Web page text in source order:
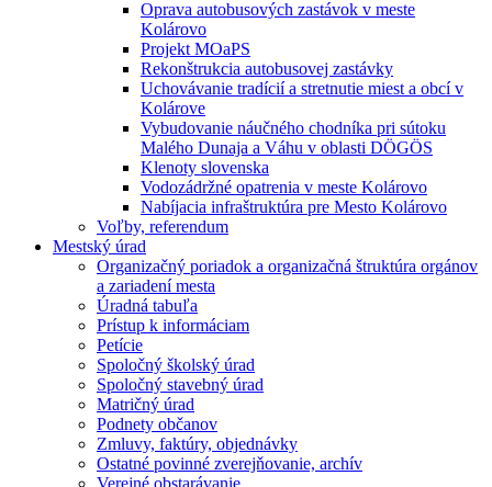
Oprava autobusových zastávok v meste
Kolárovo
Projekt MOaPS
Rekonštrukcia autobusovej zastávky
Uchovávanie tradícií a stretnutie miest a obcí v
Kolárove
Vybudovanie náučného chodníka pri sútoku
Malého Dunaja a Váhu v oblasti DÖGÖS
Klenoty slovenska
Vodozádržné opatrenia v meste Kolárovo
Nabíjacia infraštruktúra pre Mesto Kolárovo
Voľby, referendum
Mestský úrad
Organizačný poriadok a organizačná štruktúra orgánov
a zariadení mesta
Úradná tabuľa
Prístup k informáciam
Petície
Spoločný školský úrad
Spoločný stavebný úrad
Matričný úrad
Podnety občanov
Zmluvy, faktúry, objednávky
Ostatné povinné zverejňovanie, archív
Verejné obstarávanie